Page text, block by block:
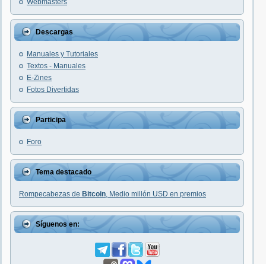
Webmasters
Descargas
Manuales y Tutoriales
Textos - Manuales
E-Zines
Fotos Divertidas
Participa
Foro
Tema destacado
Rompecabezas de Bitcoin, Medio millón USD en premios
Síguenos en: